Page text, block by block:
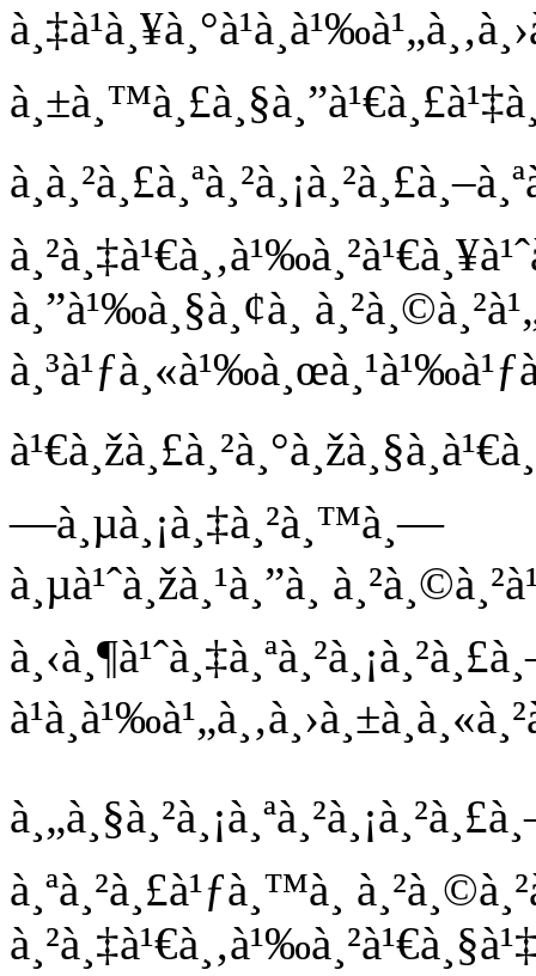
à¸”à¹‰à¸§à¸¢à¸
—à¸µà¸¡à¸‡à¸²à¸™à¸—
à¸µà¹ˆà¸žà¸¹à¸”à¸
à¸ªà¸²à¸£à¹ƒà¸™à¸